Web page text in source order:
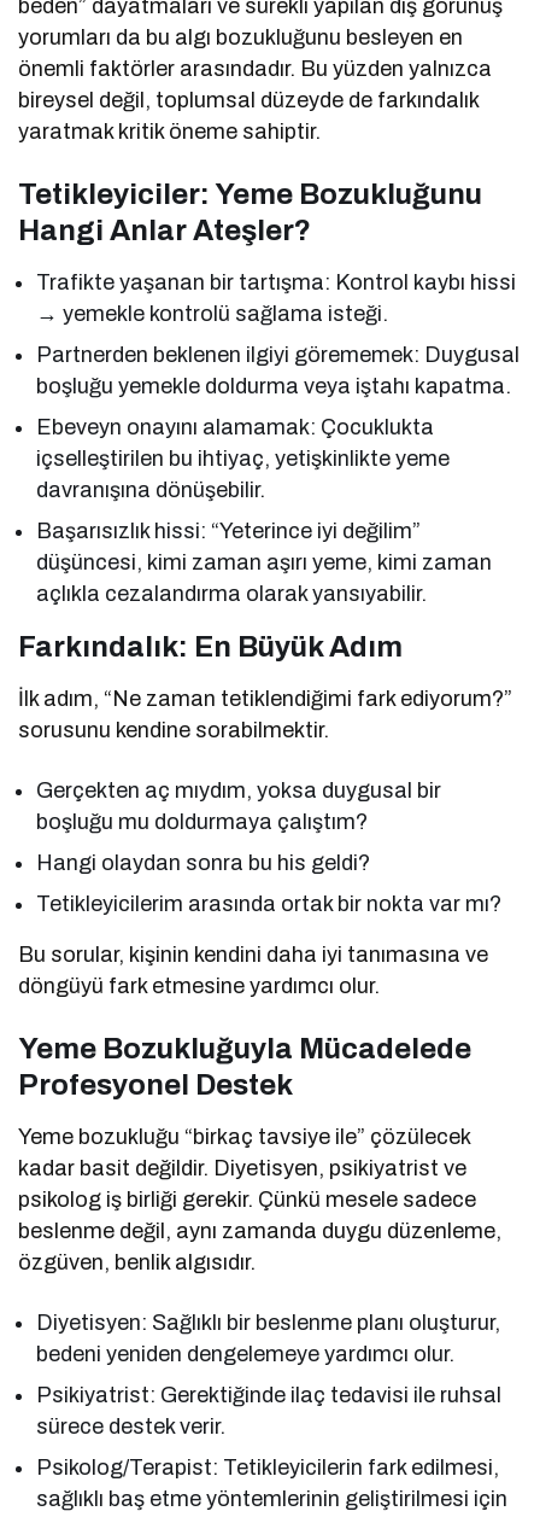
beden” dayatmaları ve sürekli yapılan dış görünüş
yorumları da bu algı bozukluğunu besleyen en
önemli faktörler arasındadır. Bu yüzden yalnızca
bireysel değil, toplumsal düzeyde de farkındalık
yaratmak kritik öneme sahiptir.
Tetikleyiciler: Yeme Bozukluğunu
Hangi Anlar Ateşler?
Trafikte yaşanan bir tartışma: Kontrol kaybı hissi
→ yemekle kontrolü sağlama isteği.
Partnerden beklenen ilgiyi görememek: Duygusal
boşluğu yemekle doldurma veya iştahı kapatma.
Ebeveyn onayını alamamak: Çocuklukta
içselleştirilen bu ihtiyaç, yetişkinlikte yeme
davranışına dönüşebilir.
Başarısızlık hissi: “Yeterince iyi değilim”
düşüncesi, kimi zaman aşırı yeme, kimi zaman
açlıkla cezalandırma olarak yansıyabilir.
Farkındalık: En Büyük Adım
İlk adım, “Ne zaman tetiklendiğimi fark ediyorum?”
sorusunu kendine sorabilmektir.
Gerçekten aç mıydım, yoksa duygusal bir
boşluğu mu doldurmaya çalıştım?
Hangi olaydan sonra bu his geldi?
Tetikleyicilerim arasında ortak bir nokta var mı?
Bu sorular, kişinin kendini daha iyi tanımasına ve
döngüyü fark etmesine yardımcı olur.
Yeme Bozukluğuyla Mücadelede
Profesyonel Destek
Yeme bozukluğu “birkaç tavsiye ile” çözülecek
kadar basit değildir. Diyetisyen, psikiyatrist ve
psikolog iş birliği gerekir. Çünkü mesele sadece
beslenme değil, aynı zamanda duygu düzenleme,
özgüven, benlik algısıdır.
Diyetisyen: Sağlıklı bir beslenme planı oluşturur,
bedeni yeniden dengelemeye yardımcı olur.
Psikiyatrist: Gerektiğinde ilaç tedavisi ile ruhsal
sürece destek verir.
Psikolog/Terapist: Tetikleyicilerin fark edilmesi,
sağlıklı baş etme yöntemlerinin geliştirilmesi için